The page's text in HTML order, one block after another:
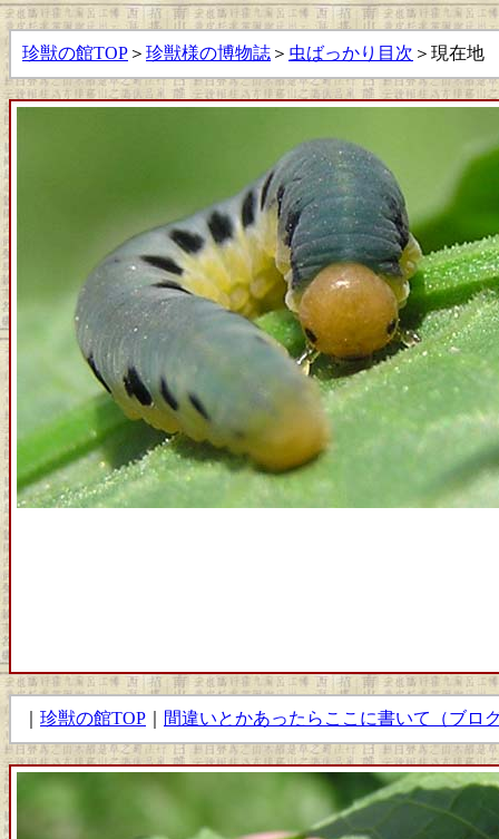
珍獣の館TOP ＞ 珍獣様の博物誌 ＞ 虫ばっかり目次 ＞現在地
珍獣の館TOP 間違いとかあったらここに書いて（ブロ